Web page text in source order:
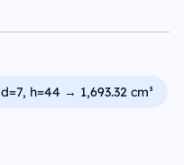
d=7, h=44 → 1,693.32 cm³